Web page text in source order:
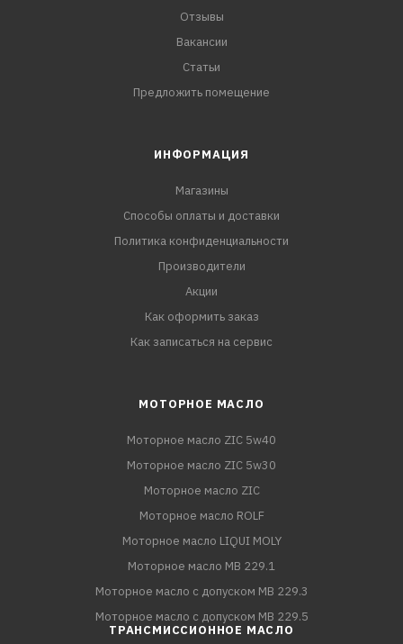
Отзывы
Вакансии
Статьи
Предложить помещение
ИНФОРМАЦИЯ
Магазины
Способы оплаты и доставки
Политика конфиденциальности
Производители
Акции
Как оформить заказ
Как записаться на сервис
МОТОРНОЕ МАСЛО
Моторное масло ZIC 5w40
Моторное масло ZIC 5w30
Моторное масло ZIC
Моторное масло ROLF
Моторное масло LIQUI MOLY
Моторное масло MB 229.1
Моторное масло с допуском MB 229.3
Моторное масло с допуском MB 229.5
ТРАНСМИССИОННОЕ МАСЛО